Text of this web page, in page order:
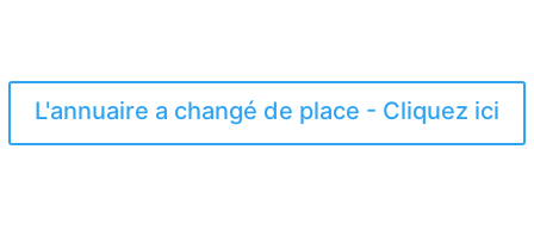
L'annuaire a changé de place - Cliquez ici